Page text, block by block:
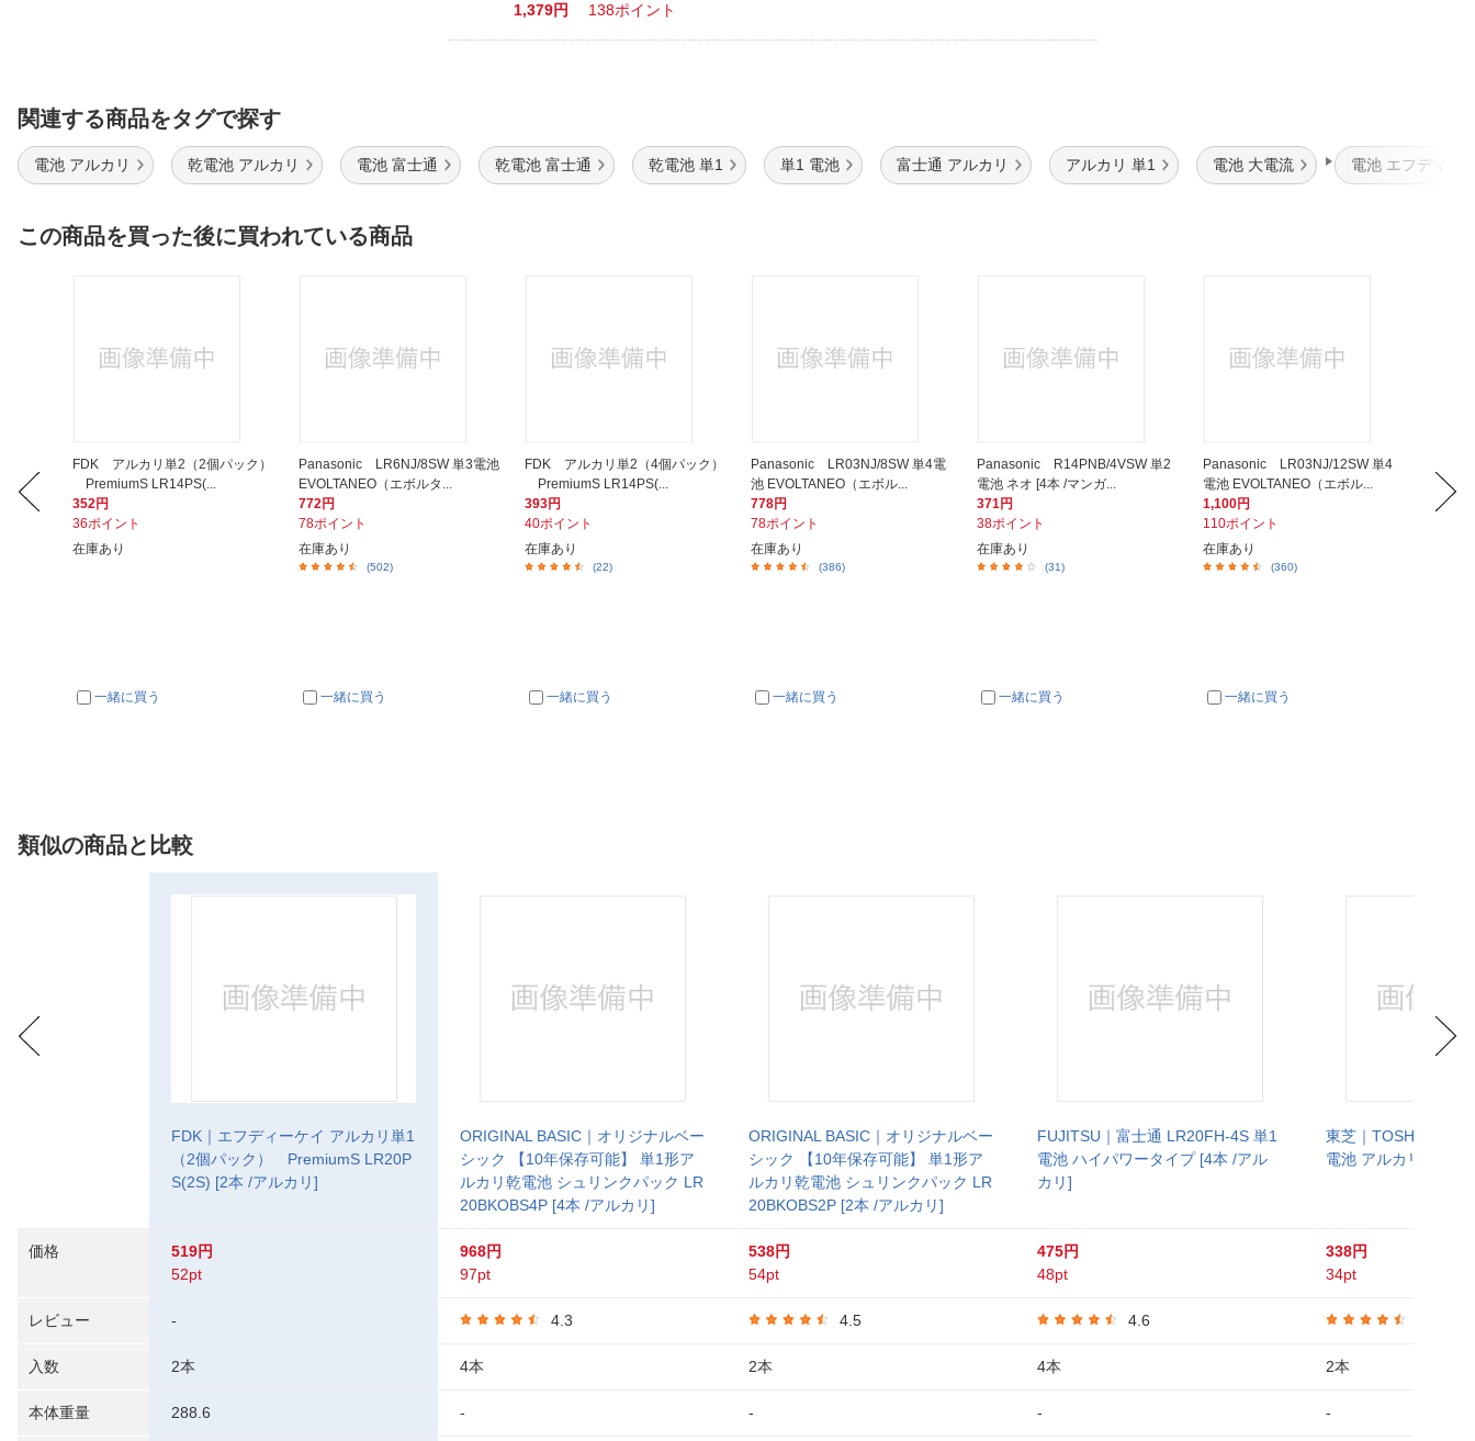
1,379円
138ポイント
関連する商品をタグで探す
電池 アルカリ 乾電池 アルカリ 電池 富士通 乾電池 富士通 乾電池 単1 単1 電池 富士通 アルカリ アルカリ 単1 電池 大電流 電池 エフディー
この商品を買った後に買われている商品
FDK アルカリ単2（2個パック）
PremiumS LR14PS(...
352円
36ポイント
在庫あり
一緒に買う
Panasonic LR6NJ/8SW 単3電池
EVOLTANEO（エボルタ...
772円
78ポイント
在庫あり
(502)
一緒に買う
FDK アルカリ単2（4個パック）
PremiumS LR14PS(...
393円
40ポイント
在庫あり
(22)
一緒に買う
Panasonic LR03NJ/8SW 単4電
池 EVOLTANEO（エボル...
778円
78ポイント
在庫あり
(386)
一緒に買う
Panasonic R14PNB/4VSW 単2
電池 ネオ [4本 /マンガ...
371円
38ポイント
在庫あり
(31)
一緒に買う
Panasonic LR03NJ/12SW 単4
電池 EVOLTANEO（エボル...
1,100円
110ポイント
在庫あり
(360)
一緒に買う
566円
類似の商品と比較
価格
レビュー
入数
本体重量
FDK｜エフディーケイ アルカリ単1
（2個パック） PremiumS LR20P
S(2S) [2本 /アルカリ]
519円
52pt
-
2本
288.6
ORIGINAL BASIC｜オリジナルベー
シック 【10年保存可能】 単1形ア
ルカリ乾電池 シュリンクパック LR
20BKOBS4P [4本 /アルカリ]
968円
97pt
4.3
4本
-
ORIGINAL BASIC｜オリジナルベー
シック 【10年保存可能】 単1形ア
ルカリ乾電池 シュリンクパック LR
20BKOBS2P [2本 /アルカリ]
538円
54pt
4.5
2本
-
FUJITSU｜富士通 LR20FH-4S 単1
電池 ハイパワータイプ [4本 /アル
カリ]
475円
48pt
4.6
4本
-
東芝｜TOSHIBA
電池 アルカリ1 [2本
338円
34pt
2本
-